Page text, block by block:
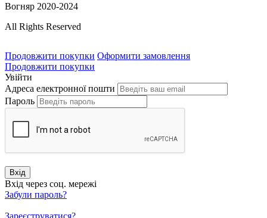
Вогняр 2020-2024
All Rights Reserved
Продовжити покупки Оформити замовлення
Продовжити покупки
Увійти
Адреса електронної пошти
Пароль
Вхід
Вхід через соц. мережі
Забули пароль?